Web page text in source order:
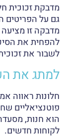
מדבקת זכוכית
גם על הפריטים
מדבקה זו מציעה
להפחית את
לשבור את
למתג את
חלונות ראווה
פוטנציאליים
הוא חנות,
לקוחות חדשים.